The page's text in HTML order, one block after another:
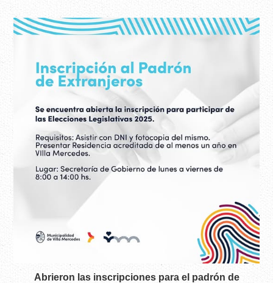
Abrieron las inscripciones para el padrón de